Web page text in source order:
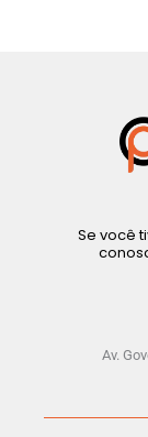
Se você
Av.